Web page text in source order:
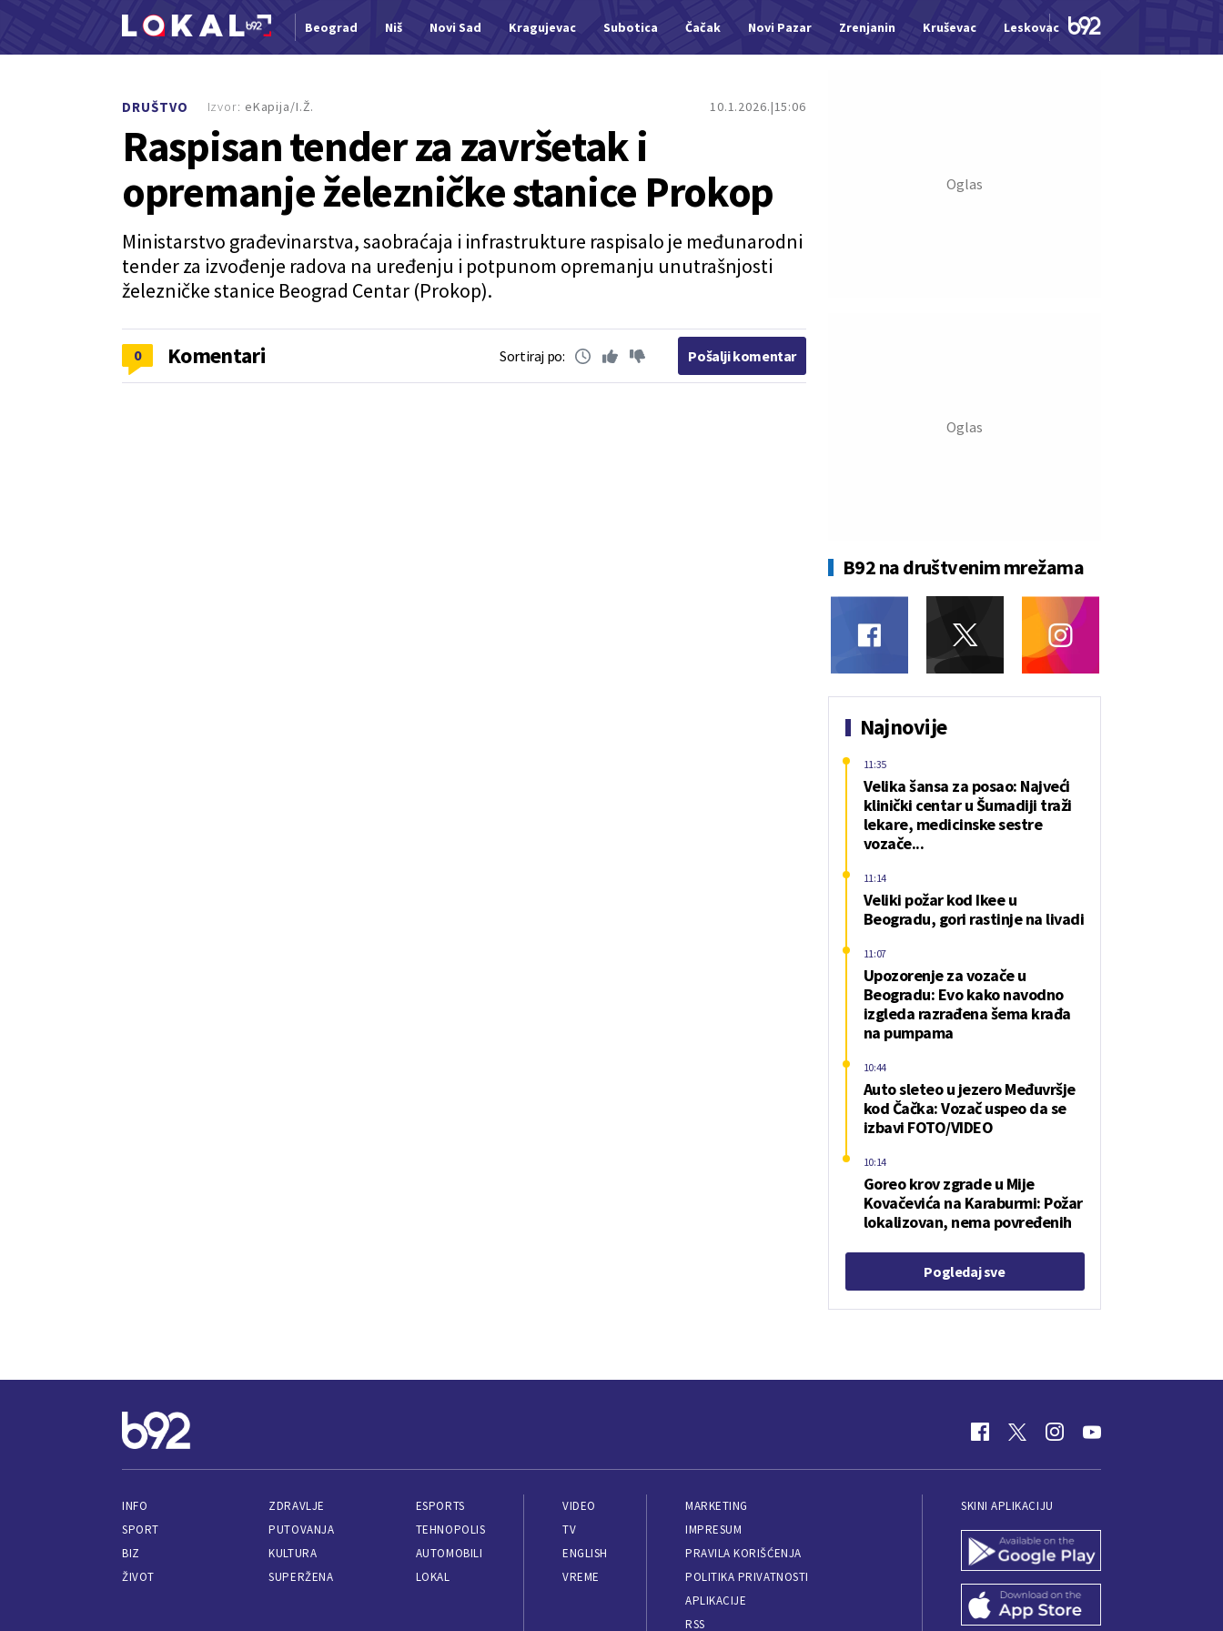
Beograd Niš Novi Sad Kragujevac Subotica Čačak Novi Pazar Zrenjanin Kruševac Leskovac Jagodina
DRUŠTVO 10.1.2026. 15:06
Raspisan tender za završetak i
opremanje železničke stanice Prokop
Ministarstvo građevinarstva, saobraćaja i infrastrukture raspisalo je međunarodni
tender za izvođenje radova na uređenju i potpunom opremanju unutrašnjosti
železničke stanice Beograd Centar (Prokop).
Izvor: eKapija/I.Ž.
0 Komentari Sortiraj po: Pošalji komentar
B92 na društvenim mrežama
Najnovije
Velika šansa za posao: Najveći
klinički centar u Šumadiji traži
lekare, medicinske sestre
vozače...
11:35
Veliki požar kod Ikee u
Beogradu, gori rastinje na livadi
11:14
Upozorenje za vozače u
Beogradu: Evo kako navodno
izgleda razrađena šema krađa
na pumpama
11:07
Auto sleteo u jezero Međuvršje
kod Čačka: Vozač uspeo da se
izbavi FOTO/VIDEO
10:44
Goreo krov zgrade u Mije
Kovačevića na Karaburmi: Požar
lokalizovan, nema povređenih
10:14
Pogledaj sve
INFO
SPORT
BIZ
ŽIVOT
ZDRAVLJE
PUTOVANJA
KULTURA
SUPERŽENA
ESPORTS
TEHNOPOLIS
AUTOMOBILI
LOKAL
VIDEO
TV
ENGLISH
VREME
MARKETING
IMPRESUM
PRAVILA KORIŠĆENJA
POLITIKA PRIVATNOSTI
APLIKACIJE
RSS
SKINI APLIKACIJU